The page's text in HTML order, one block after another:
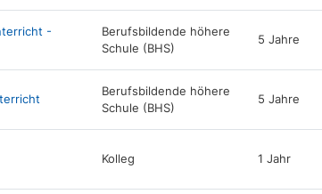
-
Berufsbildende höhere
Schule (BHS)
5 Jahre
Berufsbildende höhere
Schule (BHS)
5 Jahre
Kolleg 1 Jahr